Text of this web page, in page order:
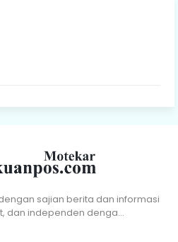
sajian berita dan informasi
dan independen denga…